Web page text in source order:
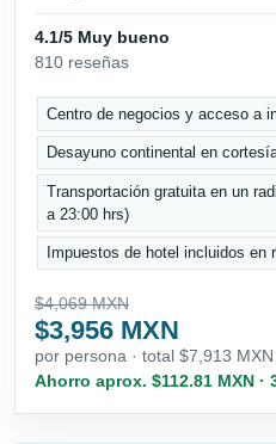
4.1/5 Muy bueno
810 reseñas
Centro de negocios y acceso a
Desayuno continental en
Transportación gratuita en un
a 23:00 hrs)
Impuestos de hotel incluidos en
$4,069 MXN
$3,956 MXN
por persona · total $7,913 MXN
Ahorro aprox. $112.81 MXN ·